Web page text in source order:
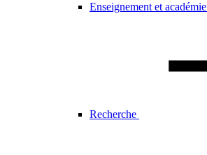
Enseignement et académie
Recherche